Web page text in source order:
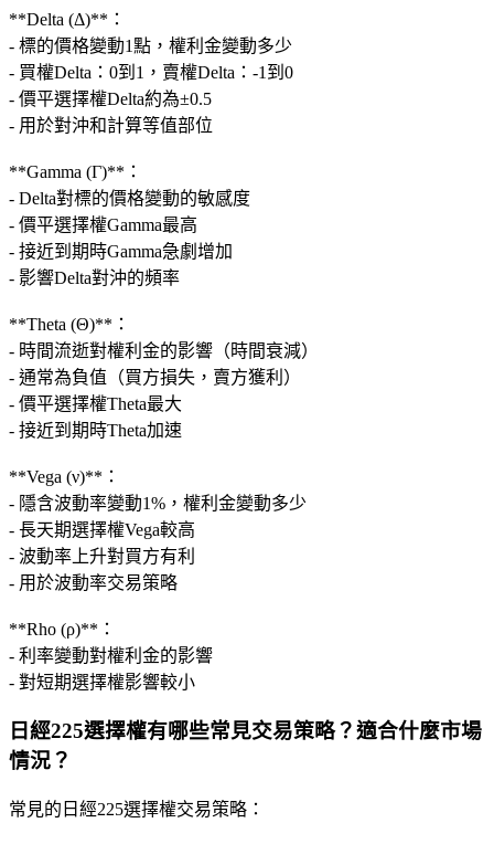
**Delta (Δ)**：
- 標的價格變動1點，權利金變動多少
- 買權Delta：0到1，賣權Delta：-1到0
- 價平選擇權Delta約為±0.5
- 用於對沖和計算等值部位
**Gamma (Γ)**：
- Delta對標的價格變動的敏感度
- 價平選擇權Gamma最高
- 接近到期時Gamma急劇增加
- 影響Delta對沖的頻率
**Theta (Θ)**：
- 時間流逝對權利金的影響（時間衰減）
- 通常為負值（買方損失，賣方獲利）
- 價平選擇權Theta最大
- 接近到期時Theta加速
**Vega (ν)**：
- 隱含波動率變動1%，權利金變動多少
- 長天期選擇權Vega較高
- 波動率上升對買方有利
- 用於波動率交易策略
**Rho (ρ)**：
- 利率變動對權利金的影響
- 對短期選擇權影響較小
日經225選擇權有哪些常見交易策略？適合什麼市場
情況？
常見的日經225選擇權交易策略：